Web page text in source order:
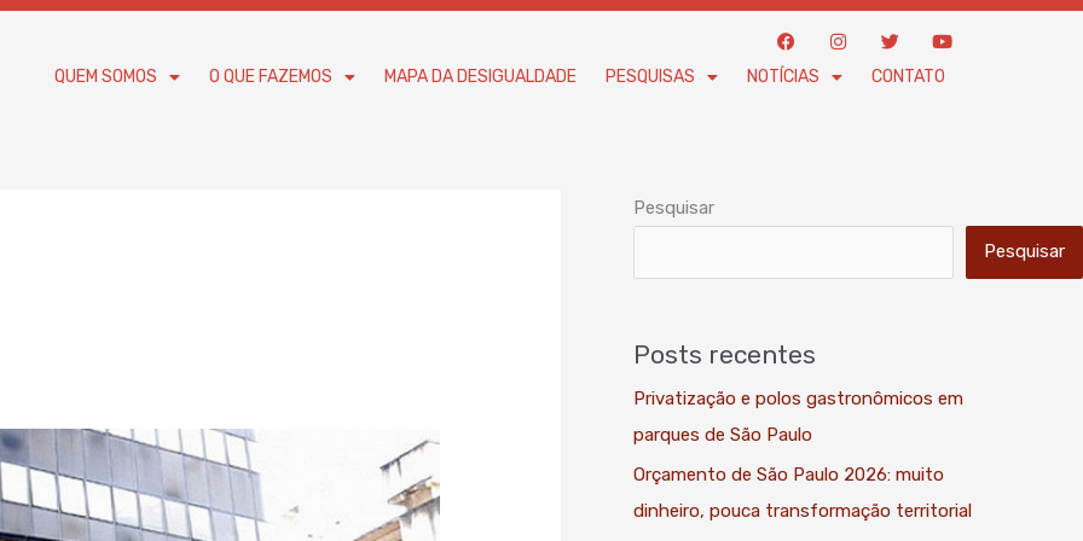
F
a
c
e
I
n
t
T
w
i
t
Y
o
u
t
QUEM SOMOS O QUE FAZEMOS MAPA DA DESIGUALDADE PESQUISAS NOTÍCIAS CONTATO
Pesquisar
Pesquisar
Posts recentes
Privatização e polos gastronômicos em
parques de São Paulo
Orçamento de São Paulo 2026: muito
dinheiro, pouca transformação territorial